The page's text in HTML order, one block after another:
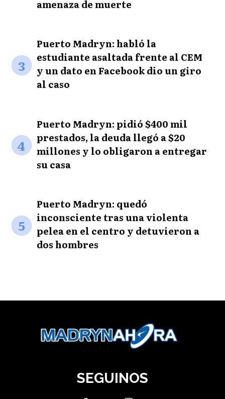
amenaza de muerte
3
Puerto Madryn: habló la
estudiante asaltada frente al CEM
y un dato en Facebook dio un giro
al caso
4
Puerto Madryn: pidió $400 mil
prestados, la deuda llegó a $20
millones y lo obligaron a entregar
su casa
5
Puerto Madryn: quedó
inconsciente tras una violenta
pelea en el centro y detuvieron a
dos hombres
SEGUINOS